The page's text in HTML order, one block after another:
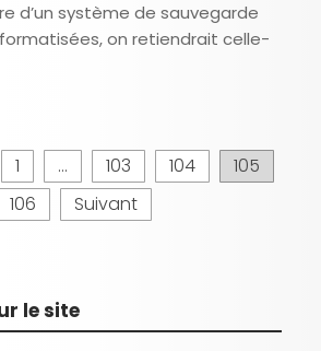
d’un système de sauvegarde
on retiendrait celle-
1 … 103 104
105
106
Suivant
le site